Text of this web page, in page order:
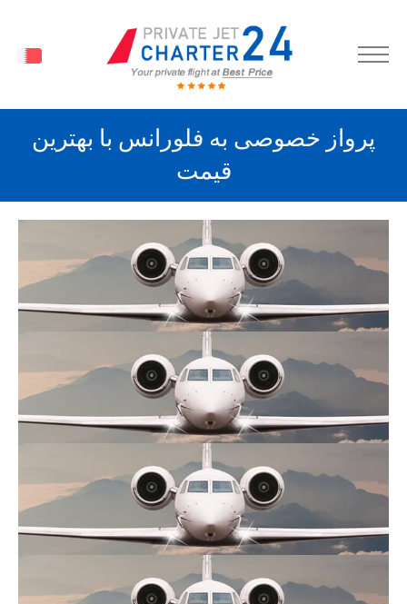
پرواز خصوصی به فلورانس با بهترین
قیمت